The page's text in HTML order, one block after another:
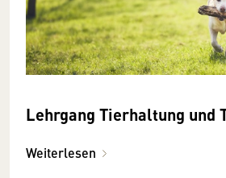
Lehrgang Tierhaltung und
Weiterlesen